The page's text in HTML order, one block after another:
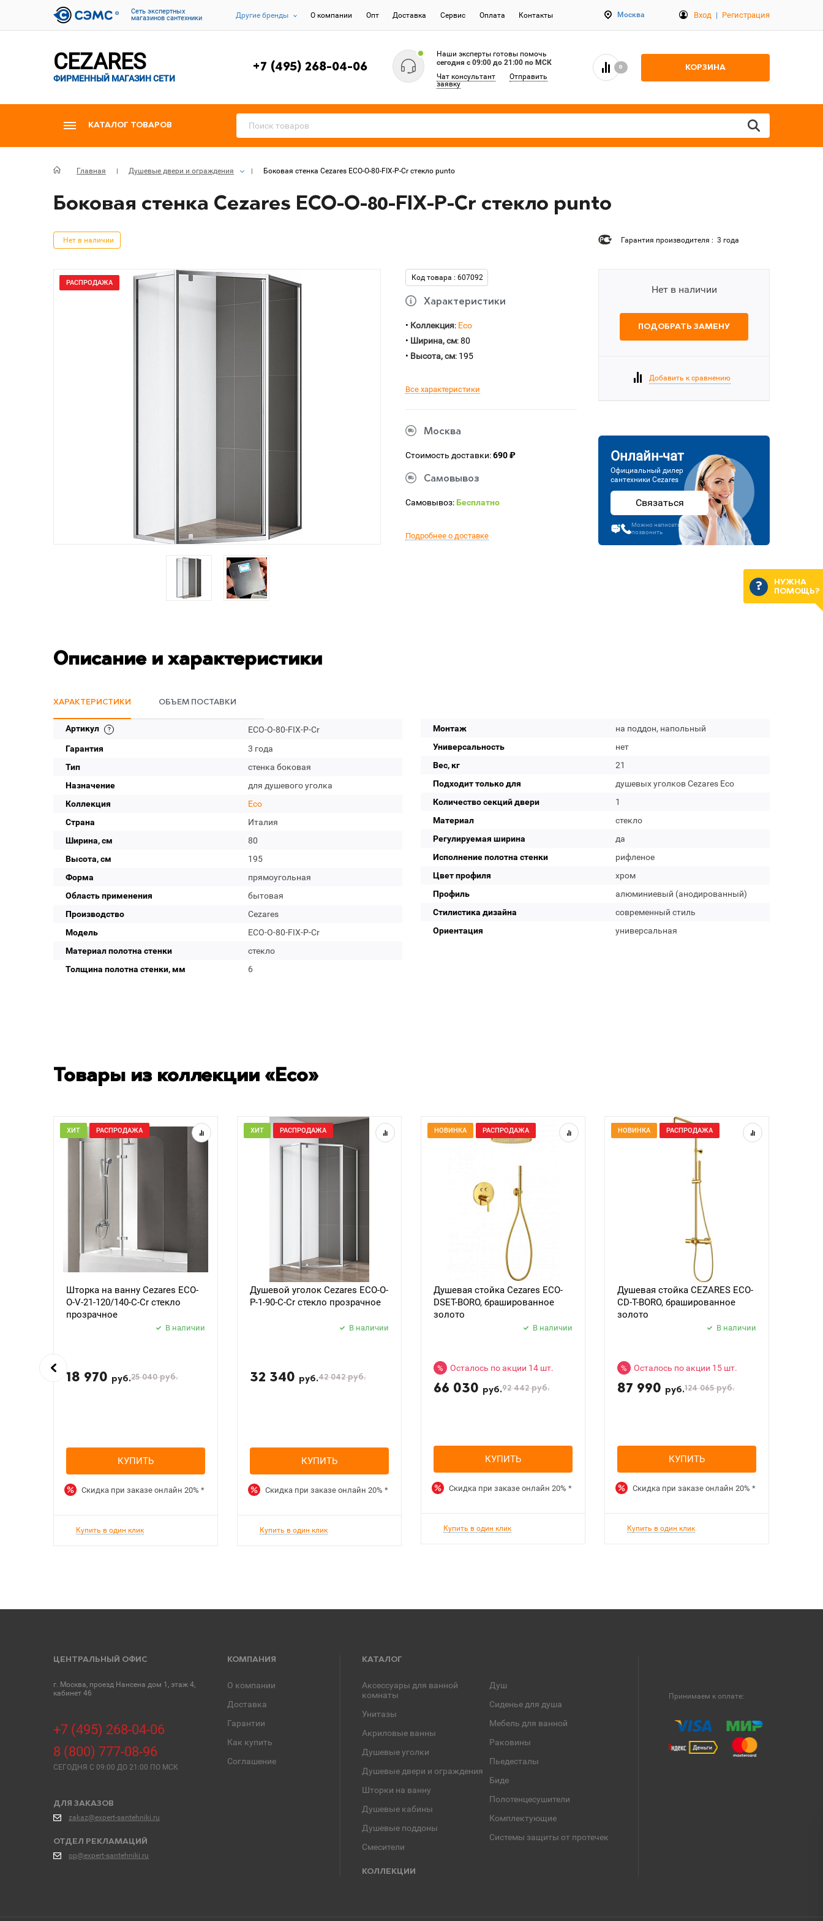
Cеть экспертных
магазинов сантехники
Другие бренды О компании Опт Доставка Сервис Оплата Контакты Москва Вход | Регистрация
CEZARES
ФИРМЕННЫЙ МАГАЗИН СЕТИ
+7 (495) 268-04-06
Наши эксперты готовы помочь
сегодня c 09:00 до 21:00 по МСК
Чат консультант
Отправить
заявку
0 КОРЗИНА
КАТАЛОГ ТОВАРОВ
Главная Душевые двери и ограждения Боковая стенка Cezares ECO-O-80-FIX-P-Cr стекло punto
Боковая стенка Cezares ECO-O-80-FIX-P-Cr стекло punto
Нет в наличии Гарантия производителя : 3 года
РАСПРОДАЖА
Код товара : 607092
Характеристики
• Коллекция: Eco
• Ширина, см: 80
• Высота, см: 195
Все характеристики
Москва
Стоимость доставки:690 ₽
Самовывоз
Самовывоз:Бесплатно
Подробнее о доставке
Нет в наличии
ПОДОБРАТЬ ЗАМЕНУ
Добавить к сравнению
Онлайн-чат
Официальный дилер
сантехники Cezares
Связаться
Можно написать или
позвонить
Описание и характеристики
ХАРАКТЕРИСТИКИ ОБЪЕМ ПОСТАВКИ
Артикул
ECO-O-80-FIX-P-Cr
Гарантия
3 года
Тип
стенка боковая
Назначение
для душевого уголка
Коллекция
Eco
Страна
Италия
Ширина, см
80
Высота, см
195
Форма
прямоугольная
Область применения
бытовая
Производство
Cezares
Модель
ECO-O-80-FIX-P-Cr
Материал полотна стенки
стекло
Толщина полотна стенки, мм
6
Монтаж
на поддон, напольный
Универсальность
нет
Вес, кг
21
Подходит только для
душевых уголков Cezares Eco
Количество секций двери
1
Материал
стекло
Регулируемая ширина
да
Исполнение полотна стенки
рифленое
Цвет профиля
хром
Профиль
алюминиевый (анодированный)
Стилистика дизайна
современный стиль
Ориентация
универсальная
Товары из коллекции «Eco»
ХИТ РАСПРОДАЖА
Шторка на ванну Cezares ECO-
O-V-21-120/140-C-Cr стекло
прозрачное
В наличии
18 970 руб.25 040руб.
КУПИТЬ
Скидка при заказе онлайн 20% *
Купить в один клик
ХИТ РАСПРОДАЖА
Душевой уголок Cezares ECO-O-
P-1-90-C-Cr стекло прозрачное
В наличии
32 340 руб.42 042руб.
КУПИТЬ
Скидка при заказе онлайн 20% *
Купить в один клик
НОВИНКА РАСПРОДАЖА
Душевая стойка Cezares ECO-
DSET-BORO, брашированное
золото
В наличии
% Осталось по акции 14 шт.
66 030 руб.92 442руб.
КУПИТЬ
Скидка при заказе онлайн 20% *
Купить в один клик
НОВИНКА РАСПРОДАЖА
Душевая стойка CEZARES ECO-
CD-T-BORO, брашированное
золото
В наличии
% Осталось по акции 15 шт.
87 990 руб.124 065руб.
КУПИТЬ
Скидка при заказе онлайн 20% *
Купить в один клик
ЦЕНТРАЛЬНЫЙ ОФИС
г. Москва, проезд Нансена дом 1, этаж 4,
кабинет 46
+7 (495) 268-04-06
8 (800) 777-08-96
СЕГОДНЯ C 09:00 ДО 21:00 ПО МСК
ДЛЯ ЗАКАЗОВ
zakaz@expert-santehniki.ru
ОТДЕЛ РЕКЛАМАЦИЙ
op@expert-santehniki.ru
КОМПАНИЯ
О компании
Доставка
Гарантии
Как купить
Соглашение
КАТАЛОГ
Аксессуары для ванной
комнаты
Унитазы
Акриловые ванны
Душевые уголки
Душевые двери и ограждения
Шторки на ванну
Душевые кабины
Душевые поддоны
Смесители
Душ
Сиденье для душа
Мебель для ванной
Раковины
Пьедесталы
Биде
Полотенцесушители
Комплектующие
Системы защиты от протечек
КОЛЛЕКЦИИ
Принимаем к оплате:
НУЖНА
ПОМОЩЬ?